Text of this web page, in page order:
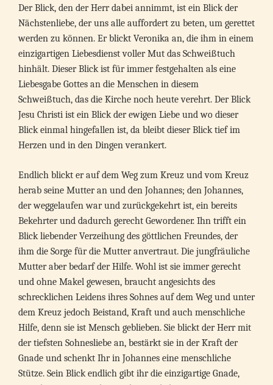
Der Blick, den der Herr dabei annimmt, ist ein Blick der
Nächstenliebe, der uns alle auffordert zu beten, um gerettet
werden zu können. Er blickt Veronika an, die ihm in einem
einzigartigen Liebesdienst voller Mut das Schweißtuch
hinhält. Dieser Blick ist für immer festgehalten als eine
Liebesgabe Gottes an die Menschen in diesem
Schweißtuch, das die Kirche noch heute verehrt. Der Blick
Jesu Christi ist ein Blick der ewigen Liebe und wo dieser
Blick einmal hingefallen ist, da bleibt dieser Blick tief im
Herzen und in den Dingen verankert.
Endlich blickt er auf dem Weg zum Kreuz und vom Kreuz
herab seine Mutter an und den Johannes; den Johannes,
der weggelaufen war und zurückgekehrt ist, ein bereits
Bekehrter und dadurch gerecht Gewordener. Ihn trifft ein
Blick liebender Verzeihung des göttlichen Freundes, der
ihm die Sorge für die Mutter anvertraut. Die jungfräuliche
Mutter aber bedarf der Hilfe. Wohl ist sie immer gerecht
und ohne Makel gewesen, braucht angesichts des
schrecklichen Leidens ihres Sohnes auf dem Weg und unter
dem Kreuz jedoch Beistand, Kraft und auch menschliche
Hilfe, denn sie ist Mensch geblieben. Sie blickt der Herr mit
der tiefsten Sohnesliebe an, bestärkt sie in der Kraft der
Gnade und schenkt Ihr in Johannes eine menschliche
Stütze. Sein Blick endlich gibt ihr die einzigartige Gnade,